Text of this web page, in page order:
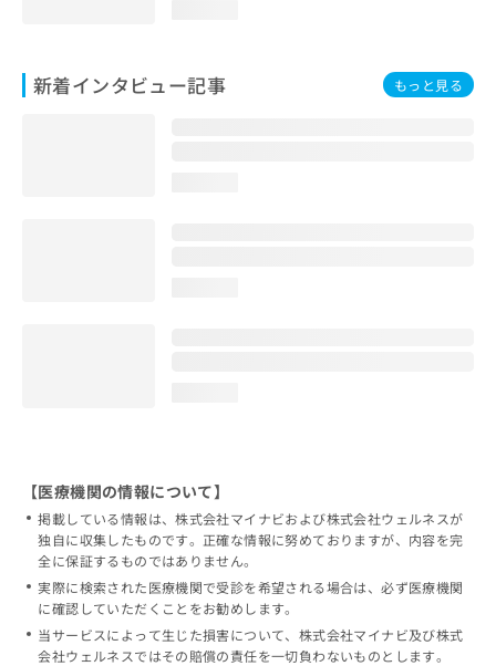
新着インタビュー記事 もっと見る
【医療機関の情報について】
掲載している情報は、株式会社マイナビおよび株式会社ウェルネスが
独自に収集したものです。正確な情報に努めておりますが、内容を完
全に保証するものではありません。
実際に検索された医療機関で受診を希望される場合は、必ず医療機関
に確認していただくことをお勧めします。
当サービスによって生じた損害について、株式会社マイナビ及び株式
会社ウェルネスではその賠償の責任を一切負わないものとします。